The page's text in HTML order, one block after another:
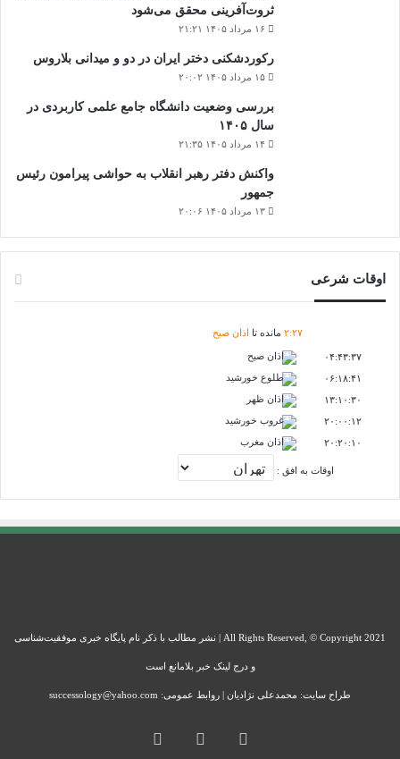
ثروت‌آفرینی محقق می‌شود
۱۶ مرداد ۱۴۰۵ ۲۱:۲۱
رکوردشکنی دختر ایران در دو و میدانی بلاروس
۱۵ مرداد ۱۴۰۵ ۲۰:۰۲
بررسی وضعیت دانشگاه جامع علمی کاربردی در
سال ۱۴۰۵
۱۴ مرداد ۱۴۰۵ ۲۱:۳۵
واکنش دفتر رهبر انقلاب به حواشی پیرامون رئیس
جمهور
۱۳ مرداد ۱۴۰۵ ۲۰:۰۶
اوقات شرعی
۲:۲۷ مانده تا اذان صبح
۰۴:۴۳:۳۷ اذان صبح
۰۶:۱۸:۴۱ طلوع خورشید
۱۳:۱۰:۳۰ اذان ظهر
۲۰:۰۰:۱۲ غروب خورشید
۲۰:۲۰:۱۰ اذان مغرب
اوقات به افق :
All Rights Reserved, © Copyright 2021 | نشر مطالب با ذکر نام پایگاه خبری موفقیت‌شناسی
و درج لینک خبر بلامانع است
طراح سایت: محمدعلی نژادیان | روابط عمومی: successology@yahoo.com
اینستاگرامتلگرام